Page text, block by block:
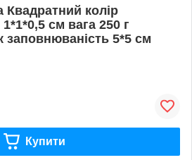
Квадратний колір
см вага 250 г
заповнюваність 5*5 см
Купити